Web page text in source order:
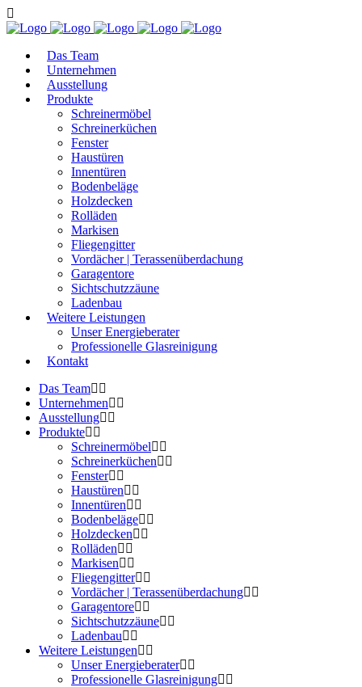
Das Team
Unternehmen
Ausstellung
Produkte
Schreinermöbel
Schreinerküchen
Fenster
Haustüren
Innentüren
Bodenbeläge
Holzdecken
Rolläden
Markisen
Fliegengitter
Vordächer | Terassenüberdachung
Garagentore
Sichtschutzzäune
Ladenbau
Weitere Leistungen
Unser Energieberater
Professionelle Glasreinigung
Kontakt
Das Team
Unternehmen
Ausstellung
Produkte
Schreinermöbel
Schreinerküchen
Fenster
Haustüren
Innentüren
Bodenbeläge
Holzdecken
Rolläden
Markisen
Fliegengitter
Vordächer | Terassenüberdachung
Garagentore
Sichtschutzzäune
Ladenbau
Weitere Leistungen
Unser Energieberater
Professionelle Glasreinigung